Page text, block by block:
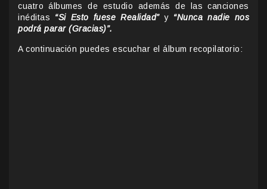
cuatro álbumes de estudio además de las canciones
inéditas “Si Esto fuese Realidad” y “Nunca nadie nos
podrá parar (Gracias)”.
A continuación puedes escuchar el álbum recopilatorio: